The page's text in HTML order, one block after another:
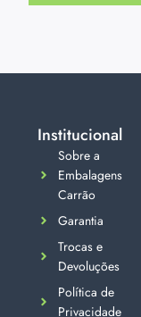
Institucional
Sobre a
Embalagens
Carrão
Garantia
Trocas e
Devoluções
Política de
Privacidade